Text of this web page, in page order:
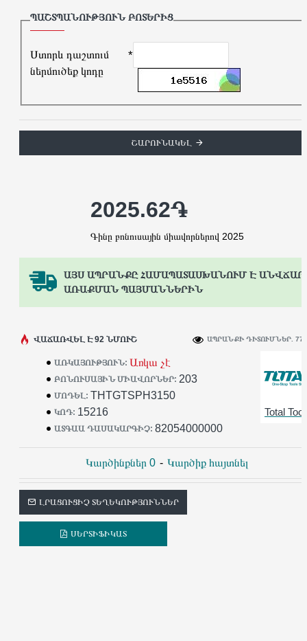
ՊԱՇՏՊԱՆՈՒԹՅՈՒՆ ԲՈՏԵՐԻՑ
Ստորև դաշտում
ներմուծեք կոդը
ՇԱՐՈՒՆԱԿԵԼ
ԱՅՍ ԱՊՐԱՆՔԸ ՀԱՄԱՊԱՏԱՍԽԱՆՈՒՄ Է ԱՆՎՃԱՐ
ԱՌԱՔՄԱՆ ՊԱՅՄԱՆՆԵՐԻՆ
ԱՌԿԱՅՈՒԹՅՈՒՆ: Առկա չէ
ԲՈՆՈՒՍԱՅԻՆ ՄԻԱՎՈՐՆԵՐ: 203
ՄՈԴԵԼ: THTGTSPH3150
ԿՈԴ: 15216
ԱՏԳԱԱ ԴԱՍԱԿԱՐԳԻՉ: 82054000000
Total
ՎԱՃԱՌՎԵԼ Է 92 ՆՄՈՒՇ ԱՊՐԱՆՔԻ ԴԻՏՈՒՄՆԵՐ.
Կարծինքներ 0 - Կարծիք հայտնել
2025.62֏
Գինը բոնուսային միավորներով 2025
ԼՐԱՑՈՒՑԻՉ ՏԵՂԵԿՈՒԹՅՈՒՆՆԵՐ
ՍԵՐՏԻՖԻԿԱՏ